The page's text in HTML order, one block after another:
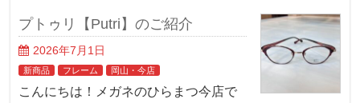
プトゥリ【Putri】のご紹介
2026年7月1日
新商品 フレーム 岡山・今店
こんにちは！メガネのひらまつ今店で